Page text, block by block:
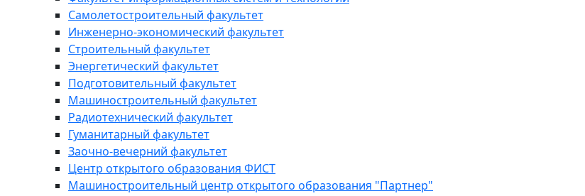
Самолетостроительный факультет
Инженерно-экономический факультет
Строительный факультет
Энергетический факультет
Подготовительный факультет
Машиностроительный факультет
Радиотехнический факультет
Гуманитарный факультет
Заочно-вечерний факультет
Центр открытого образования ФИСТ
Машиностроительный центр открытого образования "Партнер"